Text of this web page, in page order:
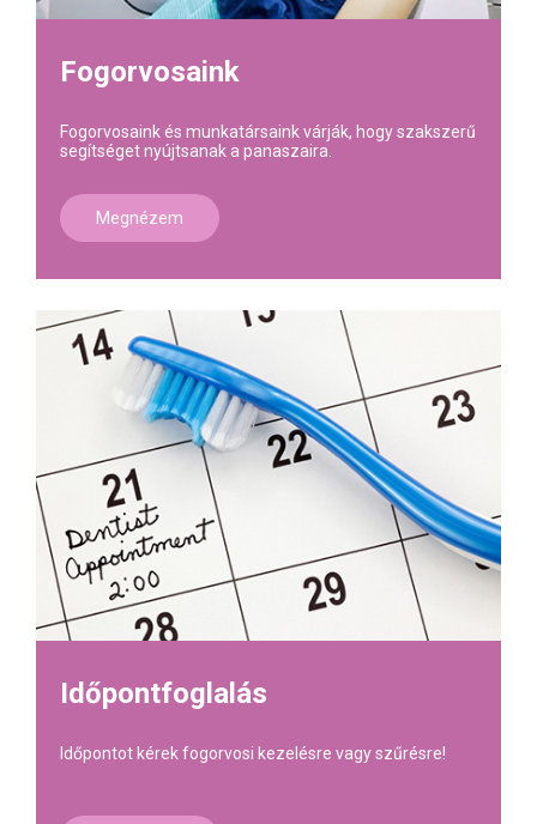
Fogorvosaink
Fogorvosaink és munkatársaink várják, hogy szakszerű
segítséget nyújtsanak a panaszaira.
Megnézem
Időpontfoglalás
Időpontot kérek fogorvosi kezelésre vagy szűrésre!